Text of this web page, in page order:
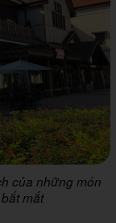
của những món
mắt